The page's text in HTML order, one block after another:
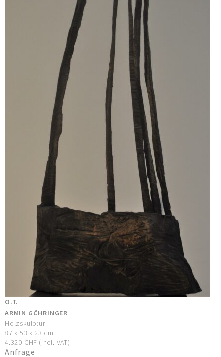
O.T.
ARMIN GÖHRINGER
Holzskulptur
87 x 53 x 23 cm
4.320 CHF (incl. VAT)
Anfrage